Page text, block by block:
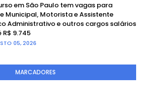
em São Paulo tem vagas para
Municipal, Motorista e Assistente
Administrativo e outros cargos salários
R$ 9.745
05, 2026
MARCADORES